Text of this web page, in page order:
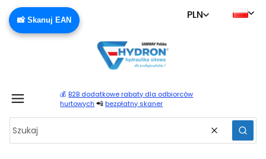
📸 Skanuj EAN PLN
💰 B2B dodatkowe rabaty dla odbiorców
hurtowych 📲 bezpłatny skaner
Wyczyść